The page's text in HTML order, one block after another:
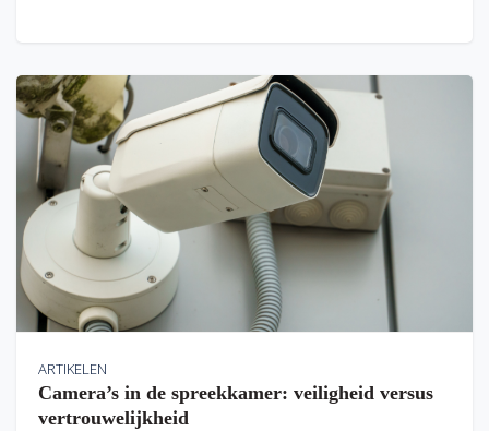
ARTIKELEN
Camera’s in de spreekkamer: veiligheid versus
vertrouwelijkheid